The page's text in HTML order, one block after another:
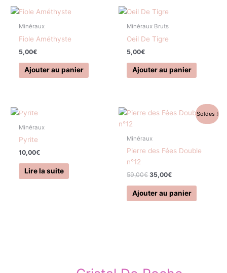
Minéraux
Fiole Améthyste
5,00€
Ajouter au panier
Minéraux Bruts
Oeil De Tigre
5,00€
Ajouter au panier
Minéraux
Pyrite
10,00€
Lire la suite
Soldes !
Minéraux
Pierre des Fées Double
n°12
59,00€
Le
59,00€.
35,00€
Le
Ajouter au panier